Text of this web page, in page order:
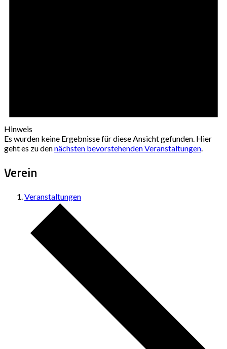
Hinweis
Es wurden keine Ergebnisse für diese Ansicht gefunden. Hier
geht es zu dennächsten bevorstehenden Veranstaltungen.
Verein
Veranstaltungen